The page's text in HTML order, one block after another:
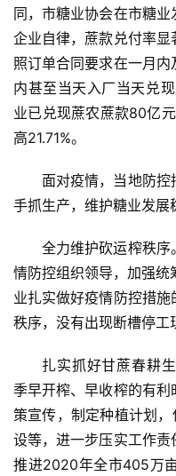
同，市糖业协会在市糖
企业自律，蔗款兑付率
照订单合同要求在一月
内甚至当天入厂当天兑
业已兑现蔗农蔗款80亿
高21.71%。
面对疫情，当地防
手抓生产，维护糖业发展
全力维护砍运榨秩
情防控组织领导，加强
业扎实做好疫情防控措
秩序，没有出现断槽停工
扎实抓好甘蔗春耕
季早开榨、早收榨的有
策宣传，制定种植计划
设等，进一步压实工作
推进2020年全市405万